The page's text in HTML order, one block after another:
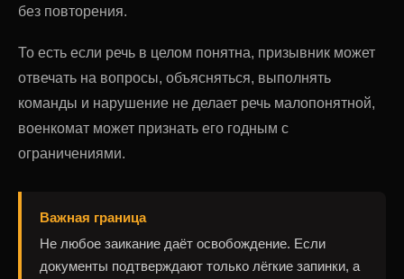
без повторения.
То есть если речь в целом понятна, призывник может
отвечать на вопросы, объясняться, выполнять
команды и нарушение не делает речь малопонятной,
военкомат может признать его годным с
ограничениями.
Важная граница
Не любое заикание даёт освобождение. Если
документы подтверждают только лёгкие запинки, а